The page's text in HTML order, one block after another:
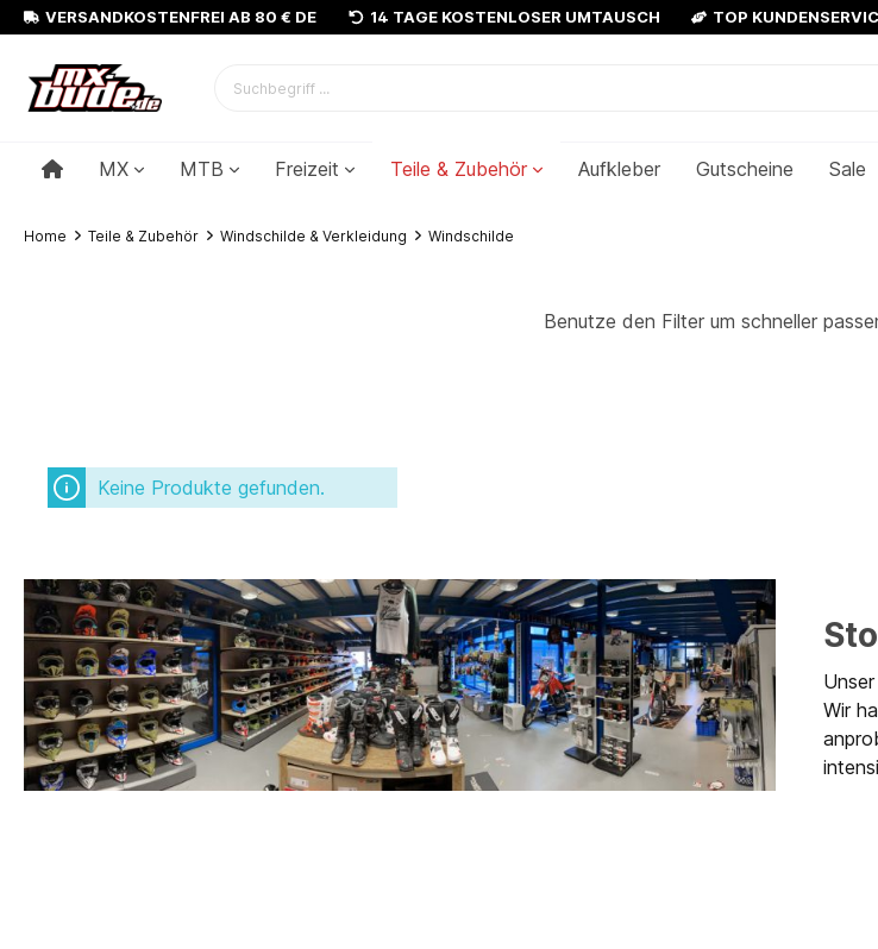
VERSANDKOSTENFREI AB 80 € DE 14 TAGE KOSTENLOSER UMTAUSCH TOP
MX MTB Freizeit Teile & Zubehör Aufkleber Gutscheine Sale
Home Teile & Zubehör Windschilde & Verkleidung Windschilde
Benutze den Filter um schneller
Keine Produkte gefunden.
Wir